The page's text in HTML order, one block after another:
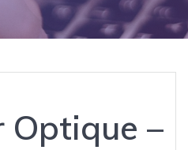
Optique –